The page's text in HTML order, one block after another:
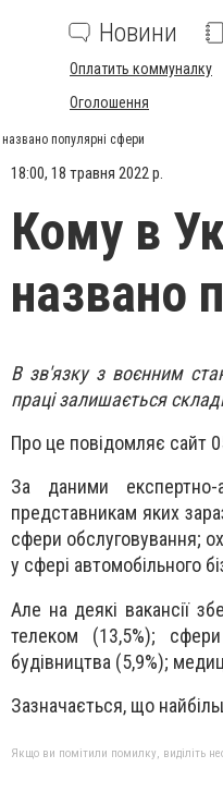
Новини
Оплатить коммуналку
Оголошення
популярні сфери
18:00, 18 травня 2022 р.
Кому в
названо
В зв'язку з воєнним
праці залишається
Про це повідомляє сайт
За даними експертно-
представникам яких
сфери обслуговування;
у сфері автомобільного
Але на деякі вакансії
телеком (13,5%);
будівництва (5,9%);
Зазначається, що
Якщо ви помітили помилку, виділіть